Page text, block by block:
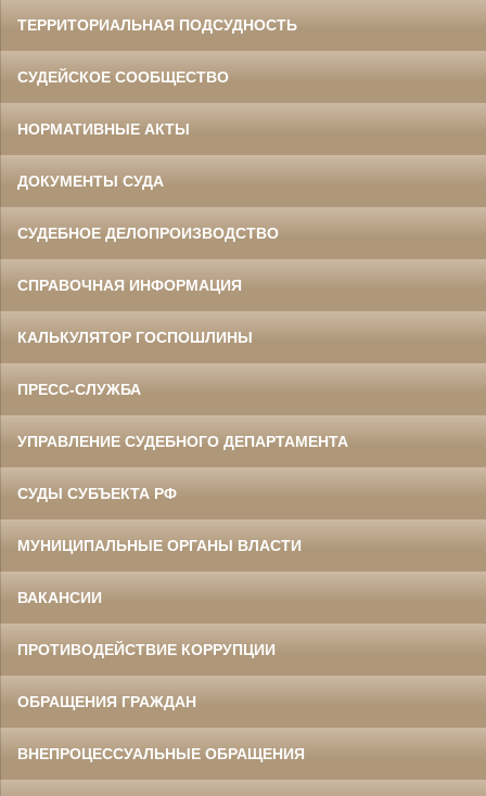
ТЕРРИТОРИАЛЬНАЯ ПОДСУДНОСТЬ
СУДЕЙСКОЕ СООБЩЕСТВО
НОРМАТИВНЫЕ АКТЫ
ДОКУМЕНТЫ СУДА
СУДЕБНОЕ ДЕЛОПРОИЗВОДСТВО
СПРАВОЧНАЯ ИНФОРМАЦИЯ
КАЛЬКУЛЯТОР ГОСПОШЛИНЫ
ПРЕСС-СЛУЖБА
УПРАВЛЕНИЕ СУДЕБНОГО ДЕПАРТАМЕНТА
СУДЫ СУБЪЕКТА РФ
МУНИЦИПАЛЬНЫЕ ОРГАНЫ ВЛАСТИ
ВАКАНСИИ
ПРОТИВОДЕЙСТВИЕ КОРРУПЦИИ
ОБРАЩЕНИЯ ГРАЖДАН
ВНЕПРОЦЕССУАЛЬНЫЕ ОБРАЩЕНИЯ